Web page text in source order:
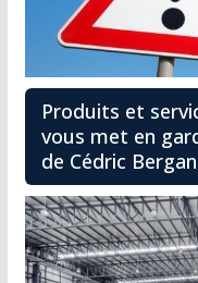
Produits et
vous met en
de Cédric